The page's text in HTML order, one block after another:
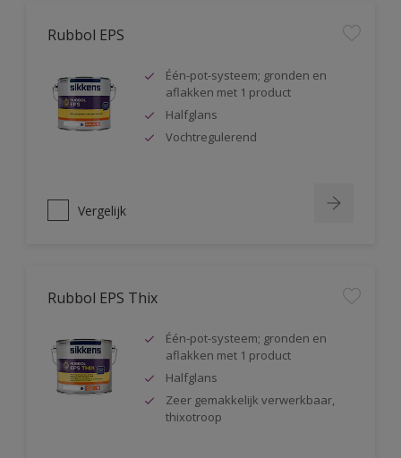
Rubbol EPS
Één-pot-systeem; gronden en
aflakken met 1 product
Halfglans
Vochtregulerend
Vergelijk
Rubbol EPS Thix
Één-pot-systeem; gronden en
aflakken met 1 product
Halfglans
Zeer gemakkelijk verwerkbaar,
thixotroop